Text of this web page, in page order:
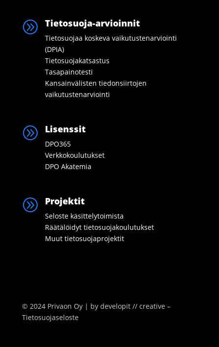
A Tietosuoja-arvioinnit
Tietosuojaa koskeva vaikutustenarviointi
(DPIA)
Tietosuojakatsastus
Tasapainotesti
Kansainvälisten tiedonsiirtojen
vaikutustenarviointi
A Lisenssit
DPO365
Verkkokoulutukset
DPO Akatemia
A Projektit
Seloste käsittelytoimista
Räätälöidyt tietosuojakoulutukset
Muut tietosuojaprojektit
© 2024 Privaon Oy | by developit // creative –
Tietosuojaseloste